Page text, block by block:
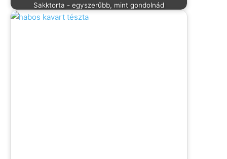
Sakktorta - egyszerűbb, mint gondolnád